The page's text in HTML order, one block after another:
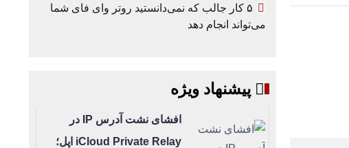
۵ کار جالب که نمی‌دانستید روتر وای فای شما
می‌تواند انجام دهد
پیشنهاد ویژه
افشای نشت آدرس IP در
iCloud Private Relay اپل؛